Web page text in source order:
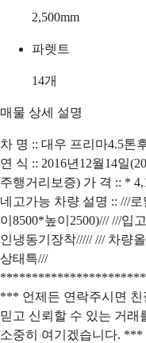
2,500mm
파렛트
14개
매물 상세 설명
차 명 :: 대우 프리마4.5톤
연 식 :: 2016년12월14일
주행거리보증) 가 격 :: *
네고가능 차량 설명 :: ///
이8500*높이2500)/// ///입
인냉동기장착///// /// 차량
상태특///
*** 언제든 연락주시면
믿고 신뢰할 수 있는 거래
소중히 여기겠습니다. ***